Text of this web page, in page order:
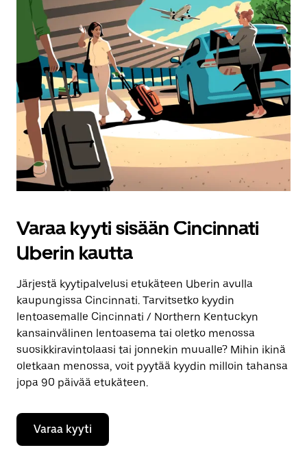
Varaa kyyti sisään Cincinnati
Uberin kautta
Järjestä kyytipalvelusi etukäteen Uberin avulla
kaupungissa Cincinnati. Tarvitsetko kyydin
lentoasemalle Cincinnati / Northern Kentuckyn
kansainvälinen lentoasema tai oletko menossa
suosikkiravintolaasi tai jonnekin muualle? Mihin ikinä
oletkaan menossa, voit pyytää kyydin milloin tahansa
jopa 90 päivää etukäteen.
Varaa kyyti